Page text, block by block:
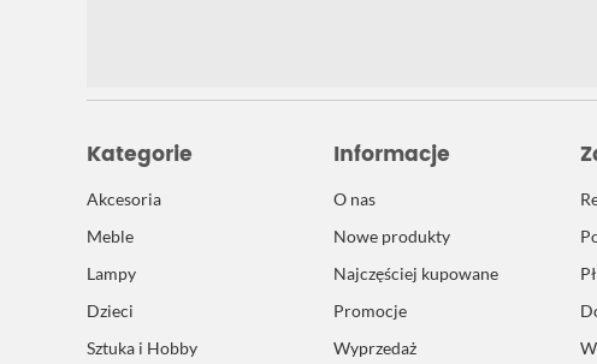
Kategorie
Akcesoria
Meble
Lampy
Dzieci
Sztuka i Hobby
Informacje
O nas
Nowe produkty
Najczęściej kupowane
Promocje
Wyprzedaż